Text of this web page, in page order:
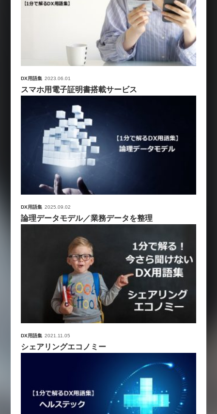
DX用語集 2023.06.01
スマホ用電子証明書搭載サービス
DX用語集 2025.09.02
論理データモデル／業務データを整理
DX用語集 2021.11.05
シェアリングエコノミー